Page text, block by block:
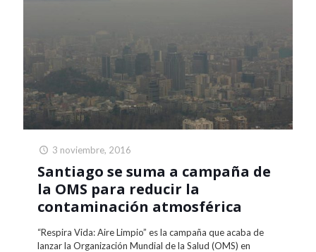
3 noviembre, 2016
Santiago se suma a campaña de
la OMS para reducir la
contaminación atmosférica
“Respira Vida: Aire Limpio” es la campaña que acaba de
lanzar la Organización Mundial de la Salud (OMS) en